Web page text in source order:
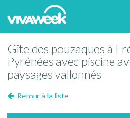
Gîte des pouzaques à
Pyrénées avec piscine
paysages vallonnés
Retour à la liste